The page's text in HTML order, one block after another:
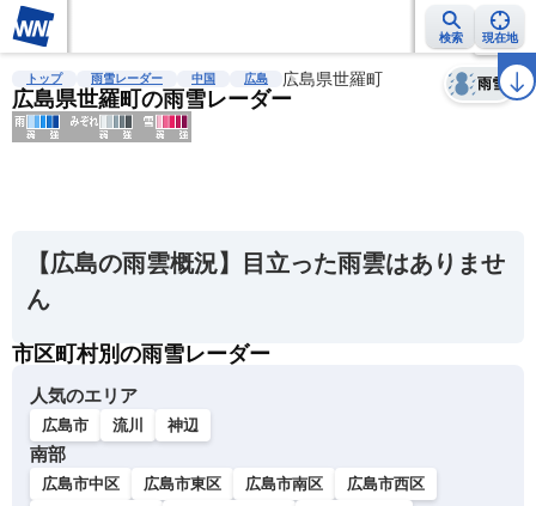
検索 現在地
雨雲レーダー 台風情報 地震情報 警報・注意報 2週間天気 ラ
トップ 雨雪レーダー 中国 広島 広島県世羅町
広島県世羅町の雨雪レーダー
雨雪
天気 台風
【広島の雨雲概況】目立った雨雲はありませ
ん
市区町村別の雨雪レーダー
人気のエリア
広島市 流川 神辺
南部
広島市中区 広島市東区 広島市南区
広島市西区